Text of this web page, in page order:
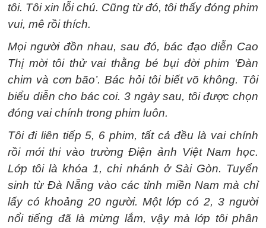
tôi. Tôi xin lỗi chú. Cũng từ đó, tôi thấy đóng phim
vui, mê rồi thích.
Mọi người đồn nhau, sau đó, bác đạo diễn Cao
Thị mời tôi thử vai thằng bé bụi đời phim ‘Đàn
chim và cơn bão’. Bác hỏi tôi biết võ không. Tôi
biểu diễn cho bác coi. 3 ngày sau, tôi được chọn
đóng vai chính trong phim luôn.
Tôi đi liên tiếp 5, 6 phim, tất cả đều là vai chính
rồi mới thi vào trường Điện ảnh Việt Nam học.
Lớp tôi là khóa 1, chi nhánh ở Sài Gòn. Tuyển
sinh từ Đà Nẵng vào các tỉnh miền Nam mà chỉ
lấy có khoảng 20 người. Một lớp có 2, 3 người
nổi tiếng đã là mừng lắm, vậy mà lớp tôi phân